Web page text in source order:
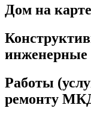
Дом на карте
Работы
ремонту